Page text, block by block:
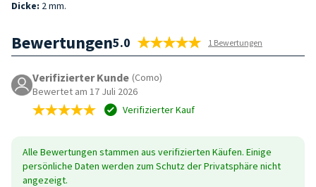
Dicke: 2 mm.
Bewertungen5.0 1 Bewertungen
Verifizierter Kunde (Como)
Bewertet am 17 Juli 2026
Verifizierter Kauf
Alle Bewertungen stammen aus verifizierten Käufen. Einige
persönliche Daten werden zum Schutz der Privatsphäre nicht
angezeigt.